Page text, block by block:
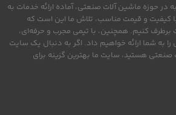
در حوزه ماشین آلات صنعتی، آماده ارائه خدمات به
کیفیت و قیمت مناسب، تلاش ما این است که
برطرف کنیم. همچنین، با تیمی مجرب و حرفه‌ای،
به شما ارائه خواهیم داد. اگر به دنبال یک سایت
صنعتی هستید، سایت ما بهترین گزینه برای